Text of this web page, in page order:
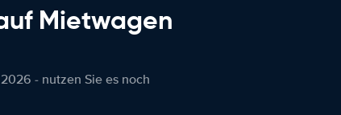
Mietwagen
- nutzen Sie es noch